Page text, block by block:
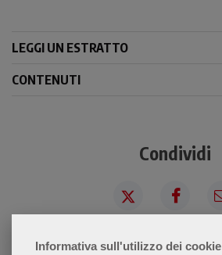
Informativa sull'utilizzo dei cookie
LEGGI UN ESTRATTO
CONTENUTI
Condividi